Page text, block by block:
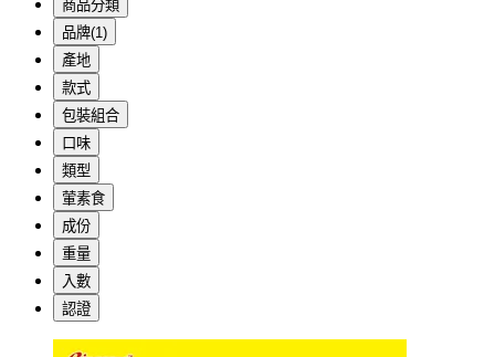
商品分類
品牌(1)
產地
款式
包裝組合
口味
類型
葷素食
成份
重量
入數
認證